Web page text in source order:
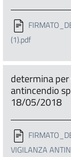
(1).pdf
determina
antincendio
18/05/2018
VIGILANZA